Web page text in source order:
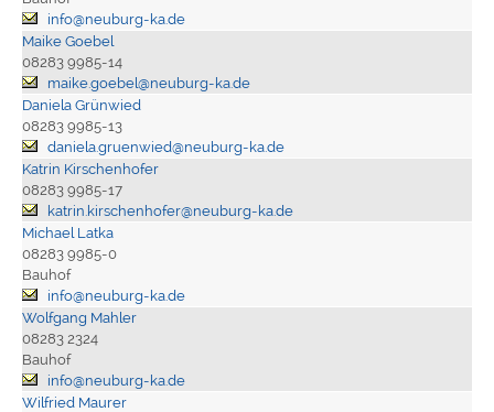
info@neuburg-ka.de
Maike Goebel
08283 9985-14
maike.goebel@neuburg-ka.de
Daniela Grünwied
08283 9985-13
daniela.gruenwied@neuburg-ka.de
Katrin Kirschenhofer
08283 9985-17
katrin.kirschenhofer@neuburg-ka.de
Michael Latka
08283 9985-0
Bauhof
info@neuburg-ka.de
Wolfgang Mahler
08283 2324
Bauhof
info@neuburg-ka.de
Wilfried Maurer